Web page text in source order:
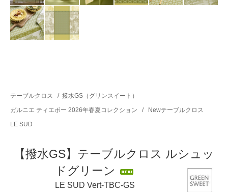
テーブルクロス / 撥水GS（グリンスイート）
ガルニエ ティエボー 2026年春夏コレクション
/
Newテーブルクロス
LE SUD
【撥水GS】テーブルクロス ルシュッ
ドグリーン
LE SUD Vert-TBC-GS